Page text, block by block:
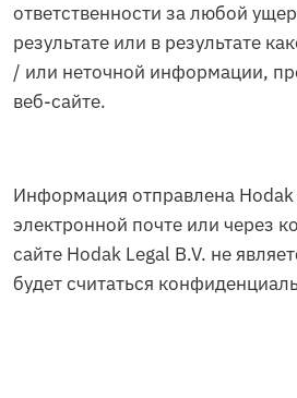
ответственности за любой
результате или в результате
/ или неточной информации,
веб-сайте.
Информация отправлена Hodak
электронной почте или через
сайте Hodak Legal B.V. не
будет считаться